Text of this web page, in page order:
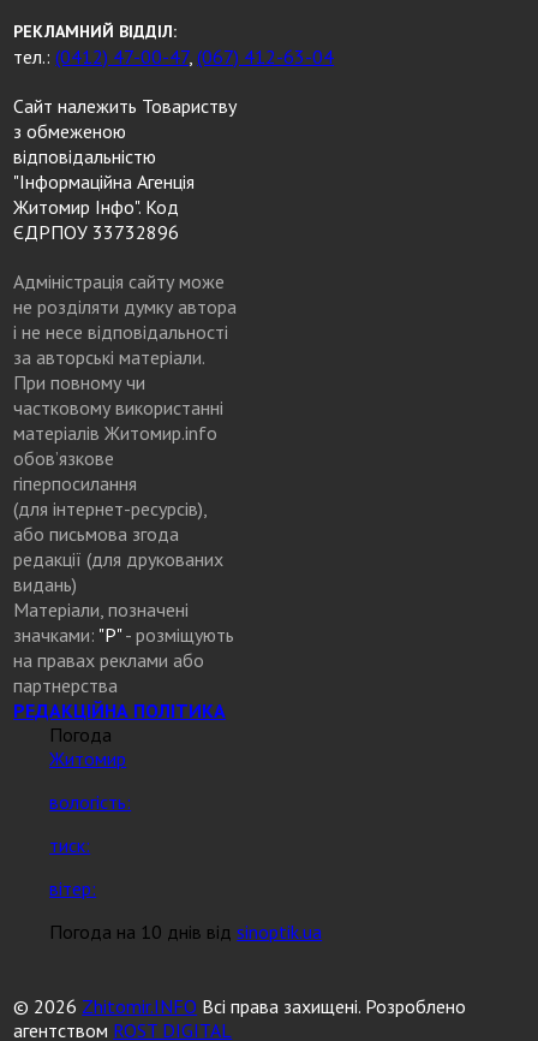
РЕКЛАМНИЙ ВІДДІЛ:
тел.:(0412) 47-00-47,(067) 412-63-04
Сайт належить Товариству
з обмеженою
відповідальністю
"Інформаційна Агенція
Житомир Інфо". Код
ЄДРПОУ 33732896
Адміністрація сайту може
не розділяти думку автора
і не несе відповідальності
за авторські матеріали.
При повному чи
частковому використанні
матеріалів Житомир.info
обов’язкове
гіперпосилання
(для інтернет-ресурсів),
або письмова згода
редакції (для друкованих
видань)
Матеріали, позначені
значками: "Р"- розміщують
на правах реклами або
партнерства
РЕДАКЦІЙНА ПОЛІТИКА
Погода
Житомир
вологість:
тиск:
вітер:
Погода на 10 днів відsinoptik.ua
© 2026 Zhitomir.INFO Всі права захищені. Розроблено
агентством ROST DIGITAL